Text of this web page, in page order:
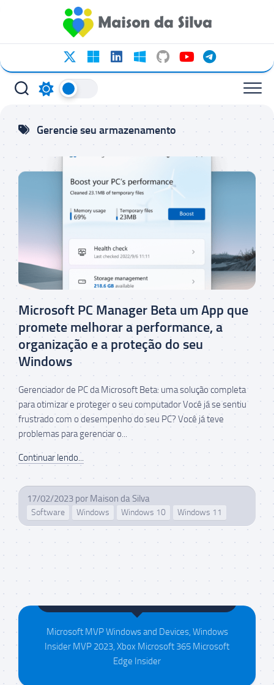
conteúdo
Gerencie seu armazenamento
Microsoft PC Manager Beta um App que
promete melhorar a performance, a
organização e a proteção do seu
Windows
Gerenciador de PC da Microsoft Beta: uma solução completa
para otimizar e proteger o seu computador Você já se sentiu
frustrado com o desempenho do seu PC? Você já teve
problemas para gerenciar o...
Continuar lendo...
17/02/2023 por Maison da Silva
Software Windows Windows 10 Windows 11
Microsoft MVP Windows and Devices, Windows
Insider MVP 2023, Xbox Microsoft 365 Microsoft
Edge Insider